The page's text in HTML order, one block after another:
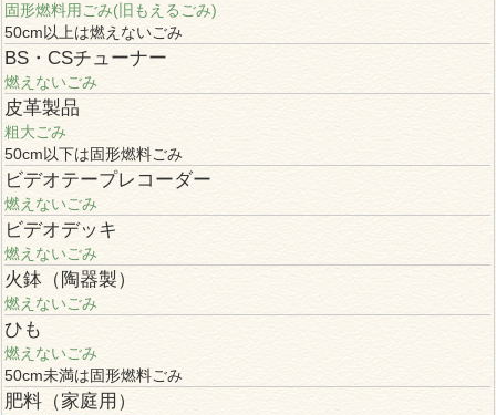
固形燃料用ごみ(旧もえるごみ)
50cm以上は燃えないごみ
BS・CSチューナー
燃えないごみ
皮革製品
粗大ごみ
50cm以下は固形燃料ごみ
ビデオテープレコーダー
燃えないごみ
ビデオデッキ
燃えないごみ
火鉢（陶器製）
燃えないごみ
ひも
燃えないごみ
50cm未満は固形燃料ごみ
肥料（家庭用）